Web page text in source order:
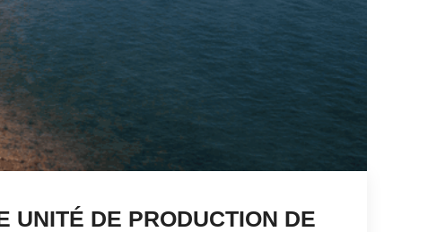
UNITÉ DE PRODUCTION DE